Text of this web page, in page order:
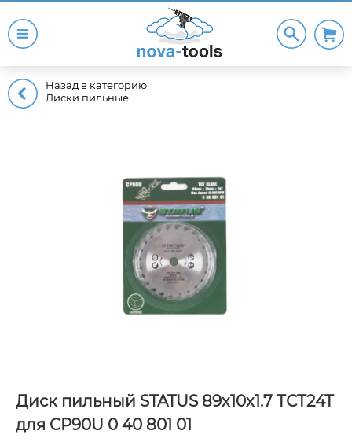
Назад в категорию
Диски пильные
Диск пильный STATUS 89х10х1.7 ТСТ24Т
для CP90U 0 40 801 01